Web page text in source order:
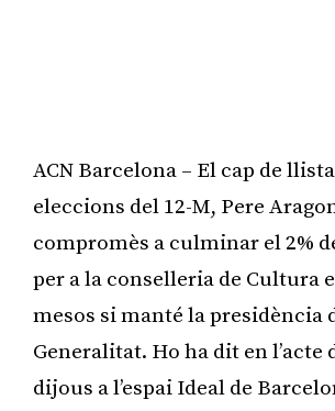
ACN Barcelona – El cap de llista
eleccions del 12-M, Pere
compromès a culminar el 2%
per a la conselleria de Cultura
mesos si manté la presidència
Generalitat. Ho ha dit en l’acte
dijous a l’espai Ideal de